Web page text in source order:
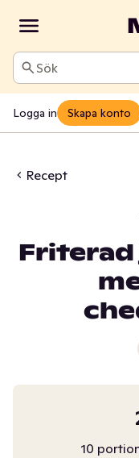
Sök
Logga in Skapa konto
Recept
10